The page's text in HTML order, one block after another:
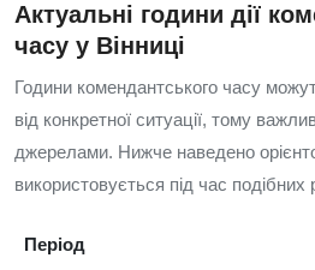
Актуальні години дії
часу у Вінниці
Години комендантського часу
від конкретної ситуації, тому
джерелами. Нижче наведено
використовується під час подібних
Період